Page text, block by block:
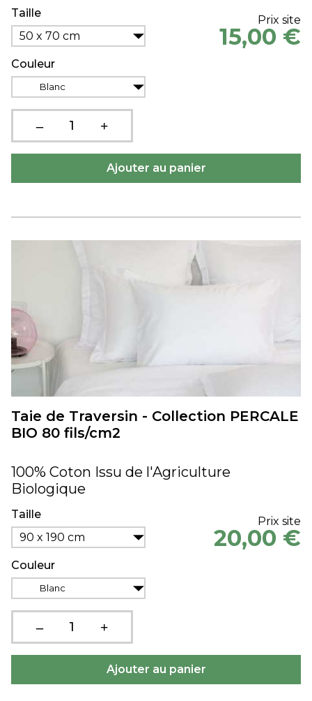
Taille
50 x 70 cm
Couleur
Blanc
Prix site
15,00 €
Taie de Traversin - Collection PERCALE
BIO 80 fils/cm2
100% Coton Issu de l'Agriculture
Biologique
Taille
90 x 190 cm
Couleur
Blanc
Prix site
20,00 €